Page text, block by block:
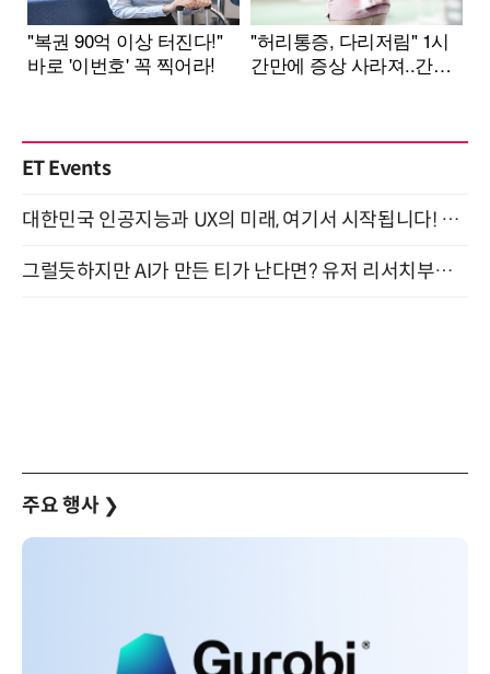
ET Events
대한민국 인공지능과 UX의 미래, 여기서 시작됩니다! UX Korea 2026 - Fall 9월 2일 개최
그럴듯하지만 AI가 만든 티가 난다면? 유저 리서치부터 배포까지! (9/15)
주요 행사 ❯